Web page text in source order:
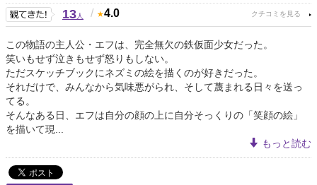
13人 / 4.0
この物語の主人公・エフは、完全無欠の鉄仮面少女だった。
笑いもせず泣きもせず怒りもしない。
ただスケッチブックにネズミの絵を描くのが好きだった。
それだけで、みんなから気味悪がられ、そして蔑まれる日々を送っ
てる。
そんなある日、エフは自分の顔の上に自分そっくりの「笑顔の絵」
を描いて現...
もっと読む